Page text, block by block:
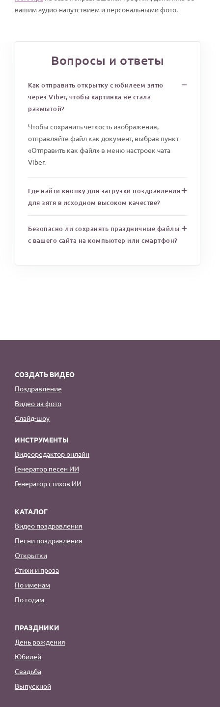
вашим аудио-напутствием и персональными фото.
Вопросы и ответы
Как отправить открытку с юбилеем зятю
через Viber, чтобы картинка не стала
размытой?
Чтобы сохранить четкость изображения,
отправляйте файл как документ, выбрав пункт
«Отправить как файл» в меню настроек чата
Viber.
Где найти кнопку для загрузки поздравления
для зятя в исходном высоком качестве?
Безопасно ли сохранять праздничные файлы
с вашего сайта на компьютер или смартфон?
СОЗДАТЬ ВИДЕО
Поздравление
Видео из фото
Слайд-шоу
ИНСТРУМЕНТЫ
Видеоредактор онлайн
Генератор песен ИИ
Генератор стихов ИИ
КАТАЛОГ
Видео поздравления
Песни поздравления
Открытки
Стихи и проза
По именам
По годам
ПРАЗДНИКИ
День рождения
Юбилей
Свадьба
Выпускной